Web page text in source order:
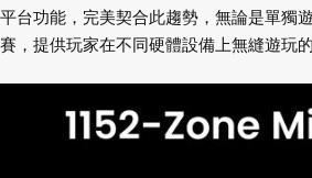
平台功能，完美契合此趨勢，無論是單獨
賽，提供玩家在不同硬體設備上無縫遊玩的